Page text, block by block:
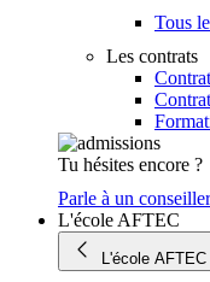
Tous
Les contrats
Tu hésites encore ?
Parle à un conseiller
L'école AFTEC
L'école AFTEC